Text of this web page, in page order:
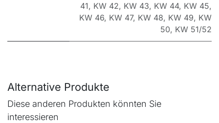
41, KW 42, KW 43, KW 44, KW 45,
KW 46, KW 47, KW 48, KW 49, KW
50, KW 51/52
Alternative Produkte
Diese anderen Produkten könnten Sie
interessieren